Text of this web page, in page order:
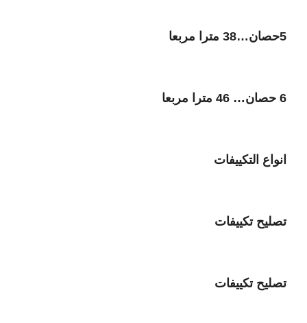
5حصان…38 مترا مربعا
6 حصان… 46 مترا مربعا
انواع التكييفات
تصليح تكييفات
تصليح تكييفات